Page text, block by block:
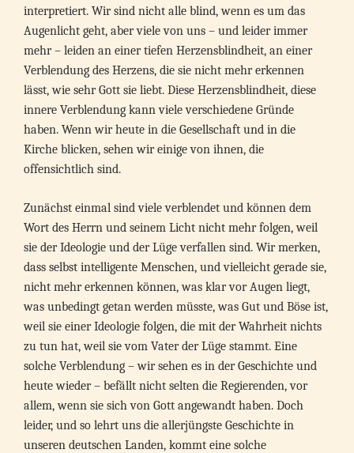
interpretiert. Wir sind nicht alle blind, wenn es um das
Augenlicht geht, aber viele von uns – und leider immer
mehr – leiden an einer tiefen Herzensblindheit, an einer
Verblendung des Herzens, die sie nicht mehr erkennen
lässt, wie sehr Gott sie liebt. Diese Herzensblindheit, diese
innere Verblendung kann viele verschiedene Gründe
haben. Wenn wir heute in die Gesellschaft und in die
Kirche blicken, sehen wir einige von ihnen, die
offensichtlich sind.
Zunächst einmal sind viele verblendet und können dem
Wort des Herrn und seinem Licht nicht mehr folgen, weil
sie der Ideologie und der Lüge verfallen sind. Wir merken,
dass selbst intelligente Menschen, und vielleicht gerade sie,
nicht mehr erkennen können, was klar vor Augen liegt,
was unbedingt getan werden müsste, was Gut und Böse ist,
weil sie einer Ideologie folgen, die mit der Wahrheit nichts
zu tun hat, weil sie vom Vater der Lüge stammt. Eine
solche Verblendung – wir sehen es in der Geschichte und
heute wieder – befällt nicht selten die Regierenden, vor
allem, wenn sie sich von Gott angewandt haben. Doch
leider, und so lehrt uns die allerjüngste Geschichte in
unseren deutschen Landen, kommt eine solche